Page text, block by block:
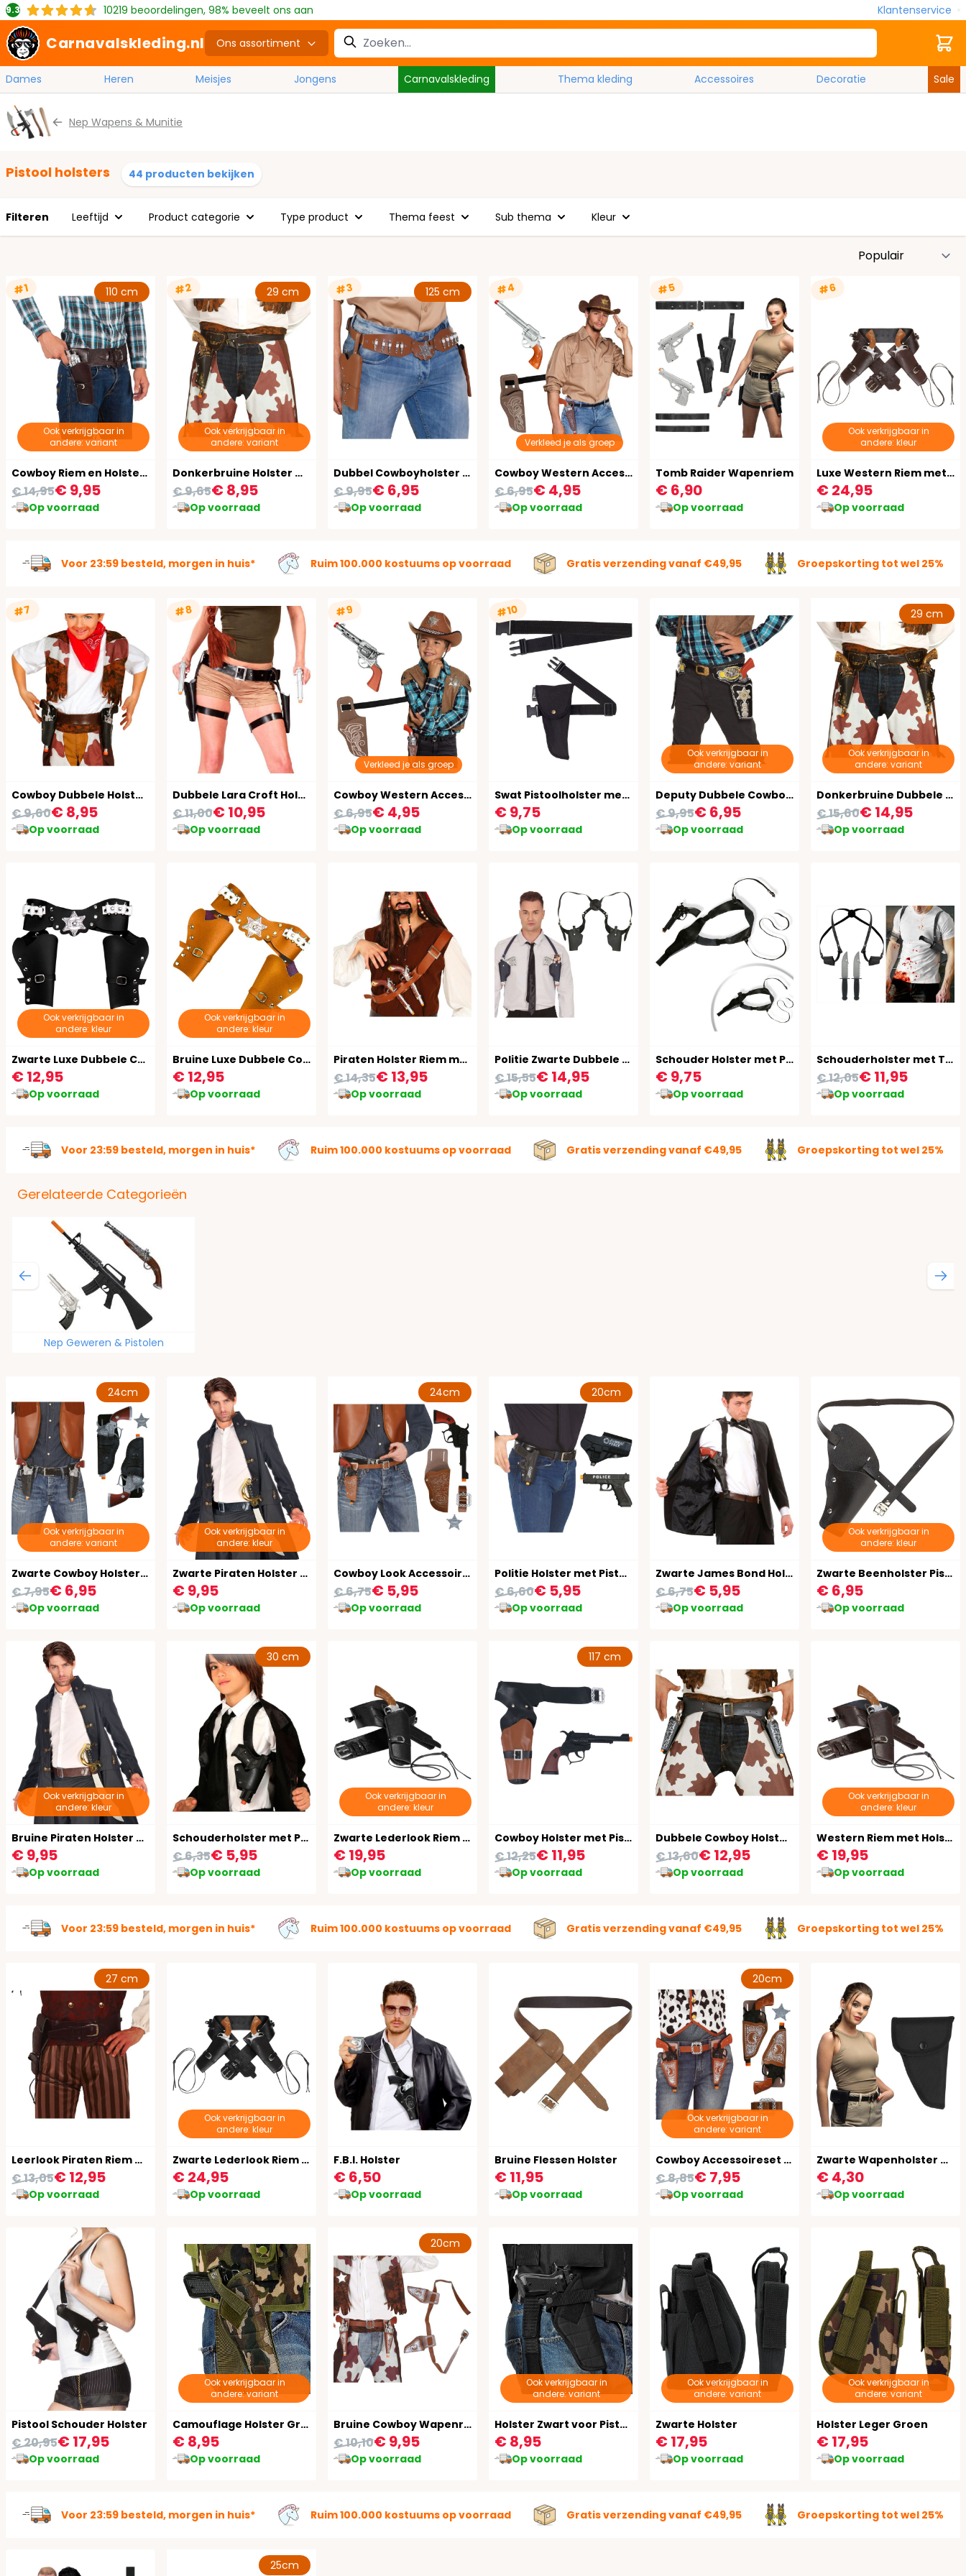
9.3 10219 beoordelingen, 98% beveelt ons aan Klantenservice
Carnavalskleding.nl Ons assortiment
Zoek Cart
Dames Heren Meisjes Jongens Carnavalskleding Thema kleding Accessoires Decoratie
Sale
Nep Wapens & Munitie
Pistool holsters 44 producten bekijken
Filteren Leeftijd Product categorie Type product Thema feest Sub thema Kleur
#1
Ook verkrijgbaar in
andere: variant
110 cm
Cowboy Riem en Holster Set
€ 9,95
€ 14,95
Op voorraad
#2
Ook verkrijgbaar in
andere: variant
29 cm
Donkerbruine Holster met Geweer
€ 8,95
€ 9,65
Op voorraad
#3 125 cm
Dubbel Cowboyholster Sheriff Bruin
€ 6,95
€ 9,95
Op voorraad
#4
Verkleed je als groep
Cowboy Western Accessoireset Volwassen 3-Delig
€ 4,95
€ 6,95
Op voorraad
#5
Tomb Raider Wapenriem
€ 6,90
Op voorraad
#6
Ook verkrijgbaar in
andere: kleur
Luxe Western Riem met Holsters
€ 24,95
Op voorraad
Voor 23:59 besteld, morgen in huis* Ruim 100.000 kostuums op voorraad Gratis verzending vanaf €49,95 Groepskorting tot wel 25%
#7
Cowboy Dubbele Holster Kind
€ 8,95
€ 9,60
Op voorraad
#8
Dubbele Lara Croft Holster met Pistolen
€ 10,95
€ 11,00
Op voorraad
#9
Verkleed je als groep
Cowboy Western Accessoireset Kind 3-Delig
€ 4,95
€ 6,95
Op voorraad
#10
Swat Pistoolholster met Riem
€ 9,75
Op voorraad
Ook verkrijgbaar in
andere: variant
Deputy Dubbele Cowboyholsters
€ 6,95
€ 9,95
Op voorraad
Ook verkrijgbaar in
andere: variant
29 cm
Donkerbruine Dubbele Cowboy Holster
€ 14,95
€ 15,60
Op voorraad
Ook verkrijgbaar in
andere: kleur
Zwarte Luxe Dubbele Cowboy Holster
€ 12,95
Op voorraad
Ook verkrijgbaar in
andere: kleur
Bruine Luxe Dubbele Cowboy Holster
€ 12,95
Op voorraad
Piraten Holster Riem met Geweer
€ 13,95
€ 14,35
Op voorraad
Politie Zwarte Dubbele Schouderholster
€ 14,95
€ 15,55
Op voorraad
Schouder Holster met Pistool
€ 9,75
Op voorraad
Schouderholster met Twee Messen
€ 11,95
€ 12,05
Op voorraad
Voor 23:59 besteld, morgen in huis* Ruim 100.000 kostuums op voorraad Gratis verzending vanaf €49,95 Groepskorting tot wel 25%
Gerelateerde Categorieën
Nep Geweren & Pistolen
Ook verkrijgbaar in
andere: variant
24cm
Zwarte Cowboy Holsters met Revolvers en Sheriff Ster
€ 6,95
€ 7,95
Op voorraad
Ook verkrijgbaar in
andere: kleur
Zwarte Piraten Holster Riem
€ 9,95
Op voorraad
24cm
Cowboy Look Accessoireset 4-Delig Bruin
€ 5,95
€ 6,75
Op voorraad
20cm
Politie Holster met Pistool 20cm
€ 5,95
€ 6,60
Op voorraad
Zwarte James Bond Holster
€ 5,95
€ 6,75
Op voorraad
Ook verkrijgbaar in
andere: kleur
Zwarte Beenholster Pistool
€ 6,95
Op voorraad
Ook verkrijgbaar in
andere: kleur
Bruine Piraten Holster Riem
€ 9,95
Op voorraad
30 cm
Schouderholster met Pistool Kind
€ 5,95
€ 6,35
Op voorraad
Ook verkrijgbaar in
andere: kleur
Zwarte Lederlook Riem met Holsters
€ 19,95
Op voorraad
117 cm
Cowboy Holster met Pistool Kind
€ 11,95
€ 12,25
Op voorraad
Dubbele Cowboy Holster met Pistolen en Riem
€ 12,95
€ 13,60
Op voorraad
Ook verkrijgbaar in
andere: kleur
Western Riem met Holster Lederlook
€ 19,95
Op voorraad
Voor 23:59 besteld, morgen in huis* Ruim 100.000 kostuums op voorraad Gratis verzending vanaf €49,95 Groepskorting tot wel 25%
27 cm
Leerlook Piraten Riem met Holster
€ 12,95
€ 13,05
Op voorraad
Ook verkrijgbaar in
andere: kleur
Zwarte Lederlook Riem Dubbele Holsters
€ 24,95
Op voorraad
F.B.I. Holster
€ 6,50
Op voorraad
Bruine Flessen Holster
€ 11,95
Op voorraad
Ook verkrijgbaar in
andere: variant
20cm
Cowboy Accessoireset Indianen Embleem 4-Delig
€ 7,95
€ 8,85
Op voorraad
Zwarte Wapenholster Dames Carnaval
€ 4,30
Op voorraad
Pistool Schouder Holster
€ 17,95
€ 20,95
Op voorraad
Ook verkrijgbaar in
andere: variant
Camouflage Holster Groen
€ 8,95
Op voorraad
20cm
Bruine Cowboy Wapenriem Set
€ 9,95
€ 10,10
Op voorraad
Ook verkrijgbaar in
andere: variant
Holster Zwart voor Pistool
€ 8,95
Op voorraad
Ook verkrijgbaar in
andere: variant
Zwarte Holster
€ 17,95
Op voorraad
Ook verkrijgbaar in
andere: variant
Holster Leger Groen
€ 17,95
Op voorraad
Voor 23:59 besteld, morgen in huis* Ruim 100.000 kostuums op voorraad Gratis verzending vanaf €49,95 Groepskorting tot wel 25%
25cm